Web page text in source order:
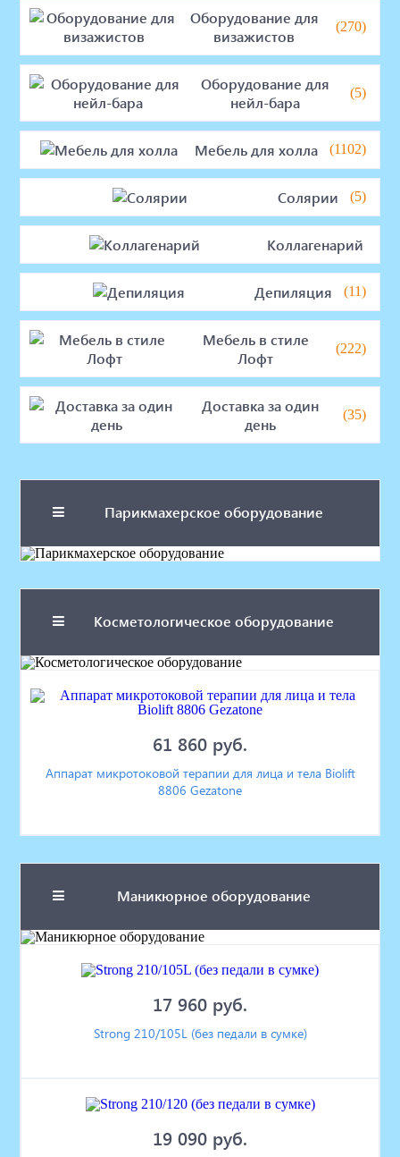
Оборудование для
визажистов
(270)
Оборудование для
нейл-бара
(5)
Мебель для холла (1102)
Солярии (5)
Коллагенарий
Депиляция (11)
Мебель в стиле
Лофт
(222)
Доставка за один
день
(35)
Парикмахерское оборудование
Косметологическое оборудование
61 860 руб.
Аппарат микротоковой терапии для лица и тела Biolift
8806 Gezatone
Маникюрное оборудование
17 960 руб.
Strong 210/105L (без педали в сумке)
19 090 руб.